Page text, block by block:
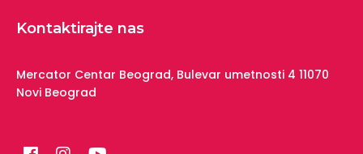
Kontaktirajte nas
Mercator Centar Beograd, Bulevar umetnosti 4 11070
Novi Beograd